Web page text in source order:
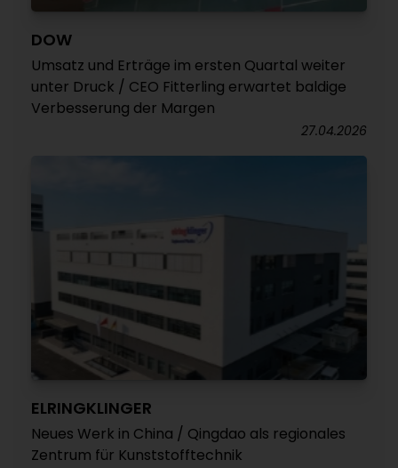
DOW
Umsatz und Erträge im ersten Quartal weiter
unter Druck / CEO Fitterling erwartet baldige
Verbesserung der Margen
27.04.2026
ELRINGKLINGER
Neues Werk in China / Qingdao als regionales
Zentrum für Kunststofftechnik